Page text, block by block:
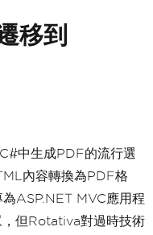
移到
中生成PDF的流行選
內容轉換為PDF格
ASP.NET MVC應用程
但Rotativa對過時技術